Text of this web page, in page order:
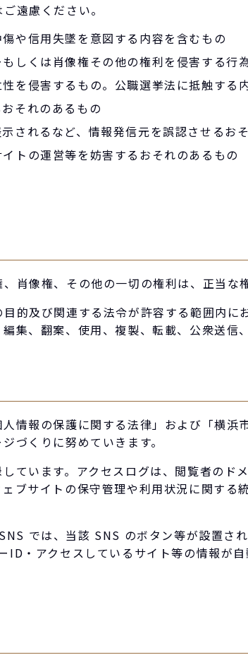
遠慮ください。
や信用失墜を意図する内容を含むもの
しくは肖像権その他の権利を侵害する行
を侵害するもの。公職選挙法に抵触する
それのあるもの
されるなど、情報発信元を誤認させるお
トの運営等を妨害するおそれのあるもの
肖像権、その他の一切の権利は、正当な
的及び関連する法令が許容する範囲内に
、翻案、使用、複製、転載、公衆送信
情報の保護に関する法律」および「横浜
づくりに努めていきます。
ています。アクセスログは、閲覧者のド
ブサイトの保守管理や利用状況に関する
では、当該 SNS のボタン等が設置さ
・アクセスしているサイト等の情報が自